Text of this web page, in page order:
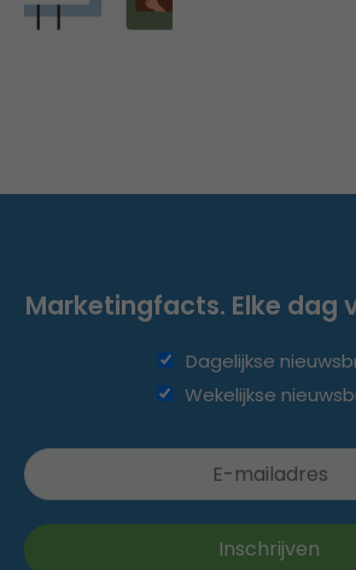
Marketingfacts. Elke dag
Dagelijkse
Wekelijkse